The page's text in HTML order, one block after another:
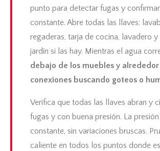
punto para detectar fugas y
constante. Abre todas las llaves:
regaderas, tarja de cocina, lavadero
jardín si las hay. Mientras el agua
debajo de los muebles y
conexiones buscando goteos o
Verifica que todas las llaves abran y
fugas y con buena presión. La
constante, sin variaciones bruscas.
caliente en todos los puntos donde